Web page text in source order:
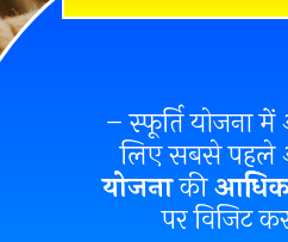
– स्फूर्ति योजना
लिए सबसे
योजनाकी
पर विजिट